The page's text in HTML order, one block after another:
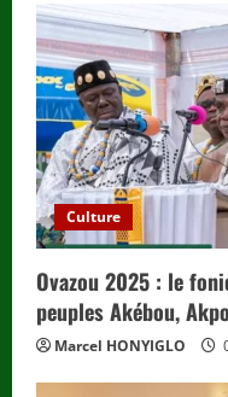
Culture
Ovazou 2025 : le
peuples Akébou,
Marcel HONYIGLO